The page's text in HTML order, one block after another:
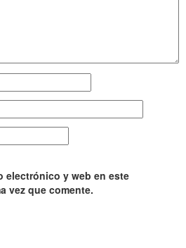
electrónico y web en este
vez que comente.